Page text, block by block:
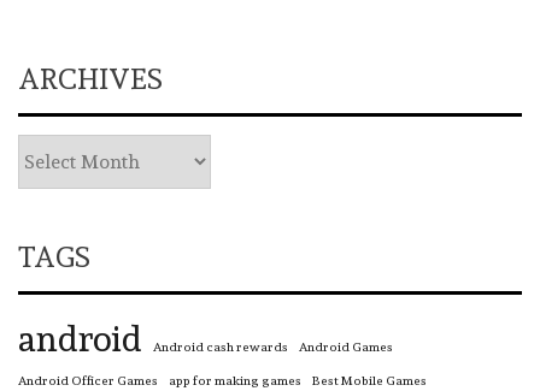
ARCHIVES
TAGS
android Android cash rewards Android Games
Android Officer Games app for making games Best Mobile Games